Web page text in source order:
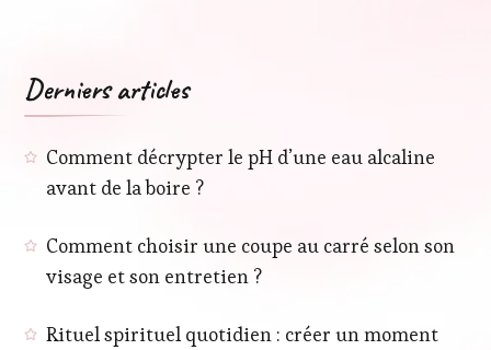
Derniers articles
Comment décrypter le pH d’une eau alcaline
avant de la boire ?
Comment choisir une coupe au carré selon son
visage et son entretien ?
Rituel spirituel quotidien : créer un moment